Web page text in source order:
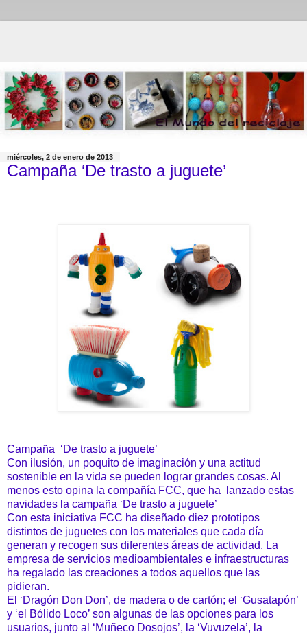
miércoles, 2 de enero de 2013
Campaña ‘De trasto a juguete’
Campaña ‘De trasto a juguete’
Con ilusión, un poquito de imaginación y una actitud
sostenible en la vida se pueden lograr grandes cosas. Al
menos esto opina la compañía FCC, que ha lanzado estas
navidades la campaña ‘De trasto a juguete’
Con esta iniciativa FCC ha diseñado diez prototipos
distintos de juguetes con los materiales que cada día
generan y recogen sus diferentes áreas de actividad. La
empresa de servicios medioambientales e infraestructuras
ha regalado las creaciones a todos aquellos que las
pidieran.
El ‘Dragón Don Don’, de madera o de cartón; el ‘Gusatapón’
y ‘el Bólido Loco’ son algunas de las opciones para los
usuarios, junto al ‘Muñeco Dosojos’, la ‘Vuvuzela’, la